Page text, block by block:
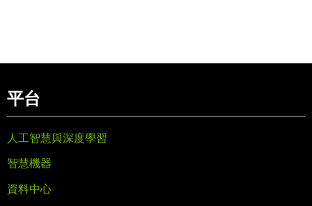
平台
人工智慧與深度學習
智慧機器
資料中心